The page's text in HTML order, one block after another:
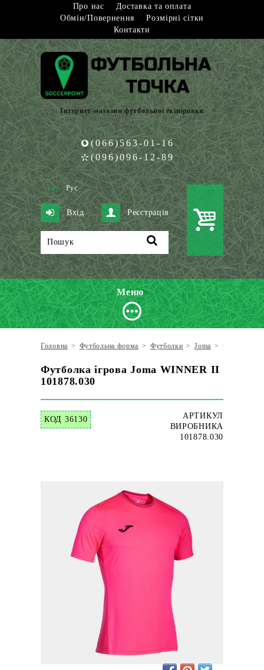
Про нас
Доставка та оплата
Обмін/Повернення
Розмірні сітки
Контакти
Інтернет-магазин футбольної екіпіровки
(066)563-01-16
(096)096-12-89
Укр Рус
Вхід Реєстрація
Меню
Головна > Футбольна форма > Футболки > Joma > Футболка
Футболка ігрова Joma WINNER II
101878.030
КОД 36130
АРТИКУЛ
ВИРОБНИКА
101878.030